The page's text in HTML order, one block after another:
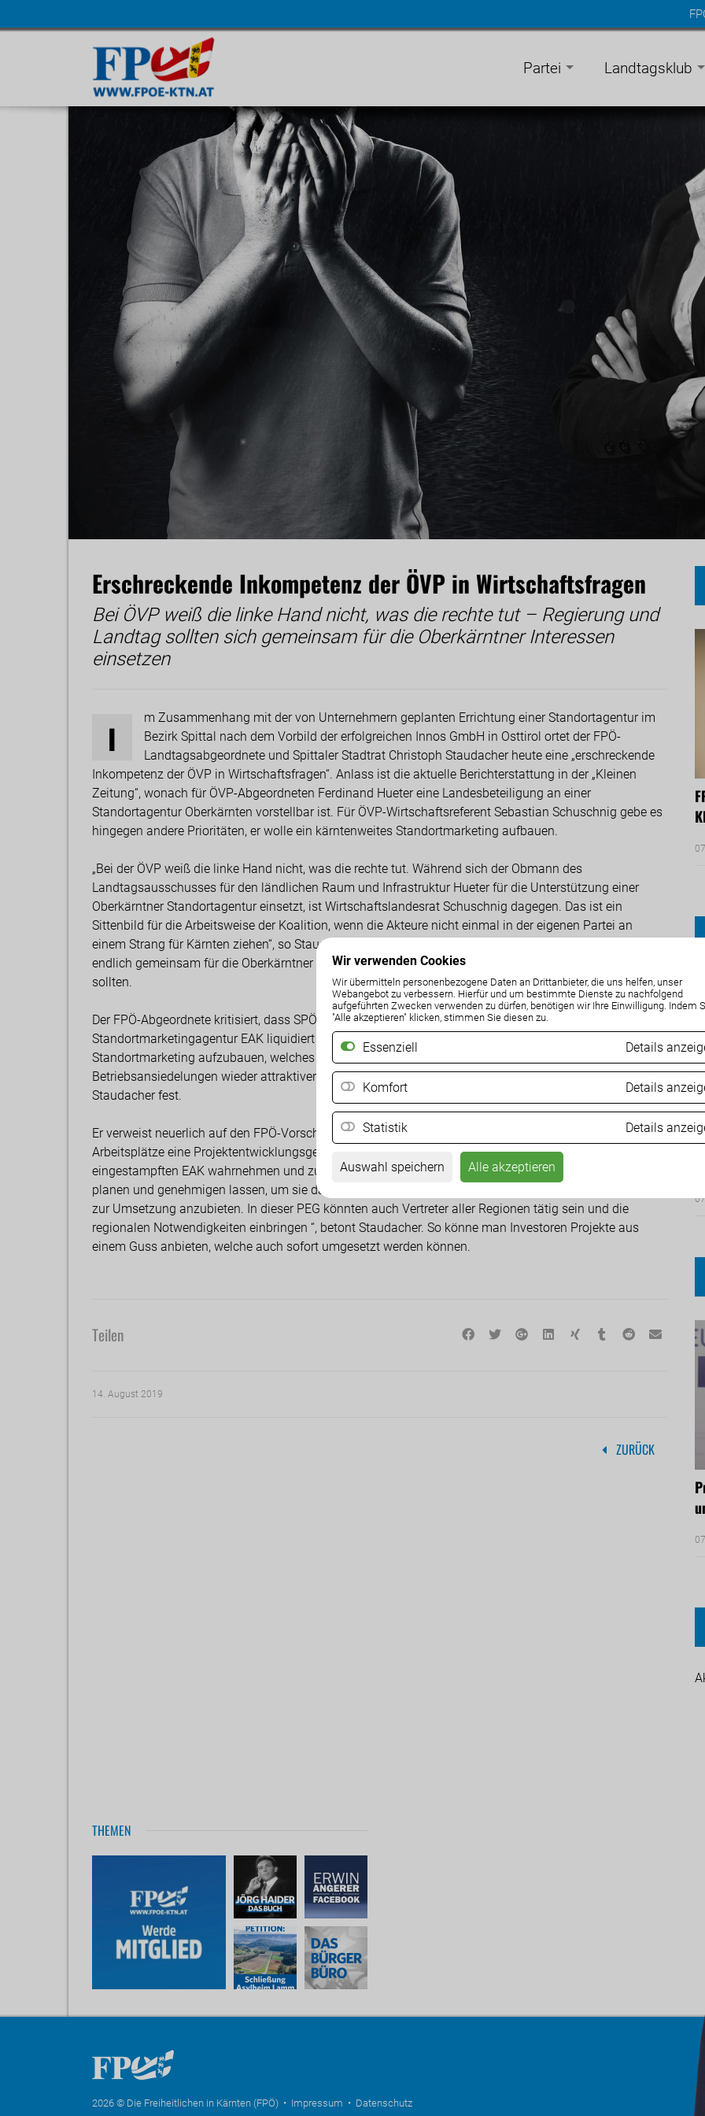
Wir verwenden Cookies
Wir übermitteln personenbezogene Daten an Drittanbieter, die uns helfen, unser
Webangebot zu verbessern. Hierfür und um bestimmte Dienste zu nachfolgend
aufgeführten Zwecken verwenden zu dürfen, benötigen wir Ihre Einwilligung. Indem
"Alle akzeptieren" klicken, stimmen Sie diesen zu.
Essenziell Details
Komfort Details
Statistik Details
Auswahl speichern Alle akzeptieren
Navigation
Partei Landtagsklub
Erschreckende Inkompetenz der ÖVP in Wirtschaftsfragen
Bei ÖVP weiß die linke Hand nicht, was die rechte tut – Regierung und
Landtag sollten sich gemeinsam für die Oberkärntner Interessen
einsetzen
I
m Zusammenhang mit der von Unternehmern geplanten Errichtung einer Standortagentur im
Bezirk Spittal nach dem Vorbild der erfolgreichen Innos GmbH in Osttirol ortet der FPÖ-
Landtagsabgeordnete und Spittaler Stadtrat Christoph Staudacher heute eine „erschreckende
Inkompetenz der ÖVP in Wirtschaftsfragen“. Anlass ist die aktuelle Berichterstattung in der „Kleinen
Zeitung“, wonach für ÖVP-Abgeordneten Ferdinand Hueter eine Landesbeteiligung an einer
Standortagentur Oberkärnten vorstellbar ist. Für ÖVP-Wirtschaftsreferent Sebastian Schuschnig gebe es
hingegen andere Prioritäten, er wolle ein kärntenweites Standortmarketing aufbauen.
„Bei der ÖVP weiß die linke Hand nicht, was die rechte tut. Während sich der Obmann des
Landtagsausschusses für den ländlichen Raum und Infrastruktur Hueter für die Unterstützung einer
Oberkärntner Standortagentur einsetzt, ist Wirtschaftslandesrat Schuschnig dagegen. Das ist ein
Sittenbild für die Arbeitsweise der Koalition, wenn die Akteure nicht einmal in der eigenen Partei an
einem Strang für Kärnten ziehen“, so Staudacher. Er appelliert daran, dass sich Regierung und Landtag
endlich gemeinsam für die Oberkärntner Interessen und den vernachlässigten Bezirk Spittal einsetzen
sollten.
Der FPÖ-Abgeordnete kritisiert, dass SPÖ und ÖVP 2015 die höchst erfolgreich arbeitende
Standortmarketingagentur EAK liquidiert hatten, um nun vier Jahre später wieder ein neues
Standortmarketing aufzubauen, welches laut Landesrat Schuschnig das Bundesland Kärnten für
Betriebsansiedelungen wieder attraktiver machen soll. „So arbeiten definitiv nur Schildbürger!“, stellt
Staudacher fest.
Er verweist neuerlich auf den FPÖ-Vorschlag, für die Standortpolitik des Landes und die Schaffung neuer
Arbeitsplätze eine Projektentwicklungsgesellschaft (PEG) einzurichten. „Diese soll die Aufgaben der
eingestampften EAK wahrnehmen und zusätzlich Projekte in allen Regionen Kärntens von A bis Z fertig
planen und genehmigen lassen, um sie dann Unternehmern und Investoren national und international
zur Umsetzung anzubieten. In dieser PEG könnten auch Vertreter aller Regionen tätig sein und die
regionalen Notwendigkeiten einbringen “, betont Staudacher. So könne man Investoren Projekte aus
einem Guss anbieten, welche auch sofort umgesetzt werden können.
Teilen
14. August 2019
ZURÜCK
THEMEN
2026 © Die Freiheitlichen in Kärnten (FPÖ) • Impressum • Datenschutz